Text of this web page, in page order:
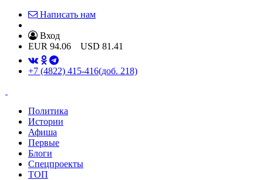
Написать нам
Вход
EUR 94.06 USD 81.41
+7 (4822) 415-416(доб. 218)
Политика
Истории
Афиша
Первые
Блоги
Спецпроекты
ТОП